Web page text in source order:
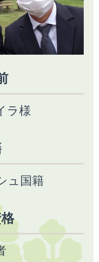
ラ様
ュ国籍